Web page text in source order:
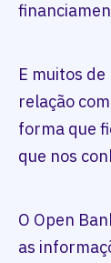
E muitos
relação
forma que
que nos
O Open
as